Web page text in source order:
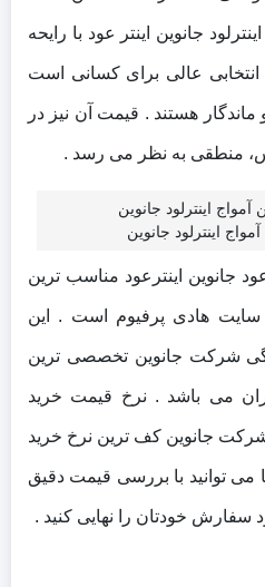
جانوین اینتر عود با رایحه
عالی برای کسانی است
هستند . قیمت آن نیز در
منطقی به نظر می‌ رسد .
اینترلود جانوین
جانوین اینترعود مناسب ترین
سایت هادی پرفیوم است . این
شرکت جانوین تخصصی ترین
می باشد . نرخ قیمت خرید
جانوین کف ترین نرخ خرید
می توانید با بررسی قیمت دقیق
سفارش خودتان را نهایی کنید .